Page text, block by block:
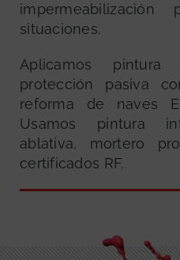
situaciones.
Aplicamos
protección pasiva
reforma de naves
Usamos pintura
ablativa, mortero
certificados RF.